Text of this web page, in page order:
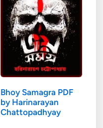
Bhoy Samagra PDF
by Harinarayan
Chattopadhyay